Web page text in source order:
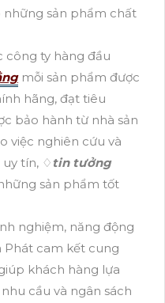
sản phẩm chất
công ty hàng đầu
mỗi sản phẩm được
hãng, đạt tiêu
bảo hành từ nhà sản
việc nghiên cứu và
tín, ♢ tin tưởng
sản phẩm tốt
nghiệm, năng động
Phát cam kết cung
khách hàng lựa
cầu và ngân sách